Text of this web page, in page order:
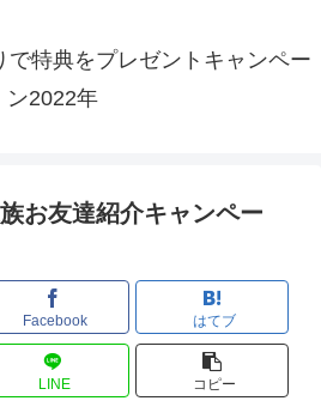
で特典をプレゼントキャンペー
ン2022年
お友達紹介キャンペー
Facebook はてブ
LINE コピー